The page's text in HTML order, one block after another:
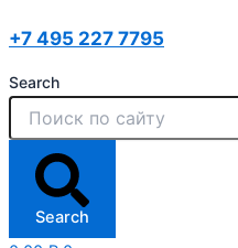
+7 495 227 7795
Search
Search